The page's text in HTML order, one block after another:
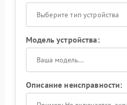
Выберите тип устройства
Модель устройства:
Описание неисправности: